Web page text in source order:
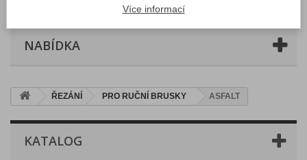
NABÍDKA
ŘEZÁNÍ PRO RUČNÍ BRUSKY ASFALT
KATALOG
Více informací